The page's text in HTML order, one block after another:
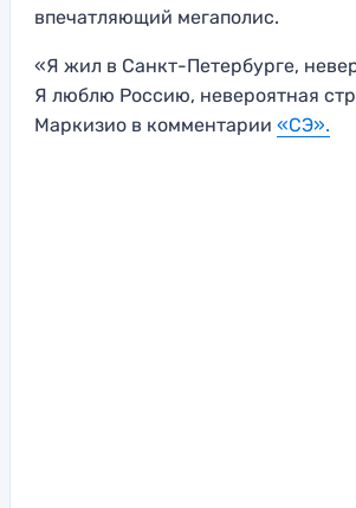
впечатляющий мегаполис.
«Я жил в Санкт-Петербурге,
Я люблю Россию, невероятная
Маркизио в комментарии «СЭ».